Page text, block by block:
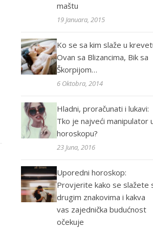
maštu
19 Januara, 2015
Ko se sa kim slaže u
Ovan sa Blizancima, Bik sa
Škorpijom…
6 Oktobra, 2014
Hladni, proračunati i lukavi:
Tko je najveći manipulator
horoskopu?
23 Juna, 2016
Uporedni horoskop:
Provjerite kako se slažete
drugim znakovima i kakva
vas zajednička budućnost
očekuje